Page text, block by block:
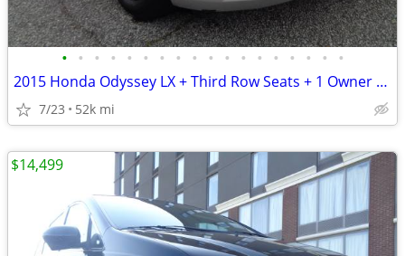
• • • • • • • • • • • • • • • • • •
2015 Honda Odyssey LX + Third Row Seats + 1 Owner + 52,000 Miles
7/23 52k mi
$14,499